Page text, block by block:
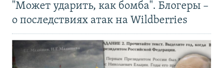
"Может ударить, как бомба". Блогеры –
о последствиях атак на Wildberries